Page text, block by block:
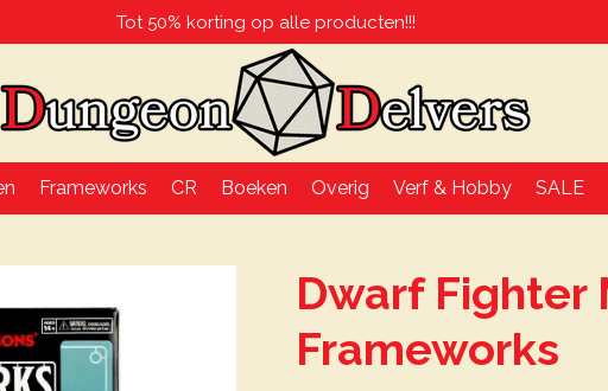
Tot 50% korting op alle producten!!!
Frameworks CR Boeken Overig Verf & Hobby SALE
Dwarf Fighter
Frameworks